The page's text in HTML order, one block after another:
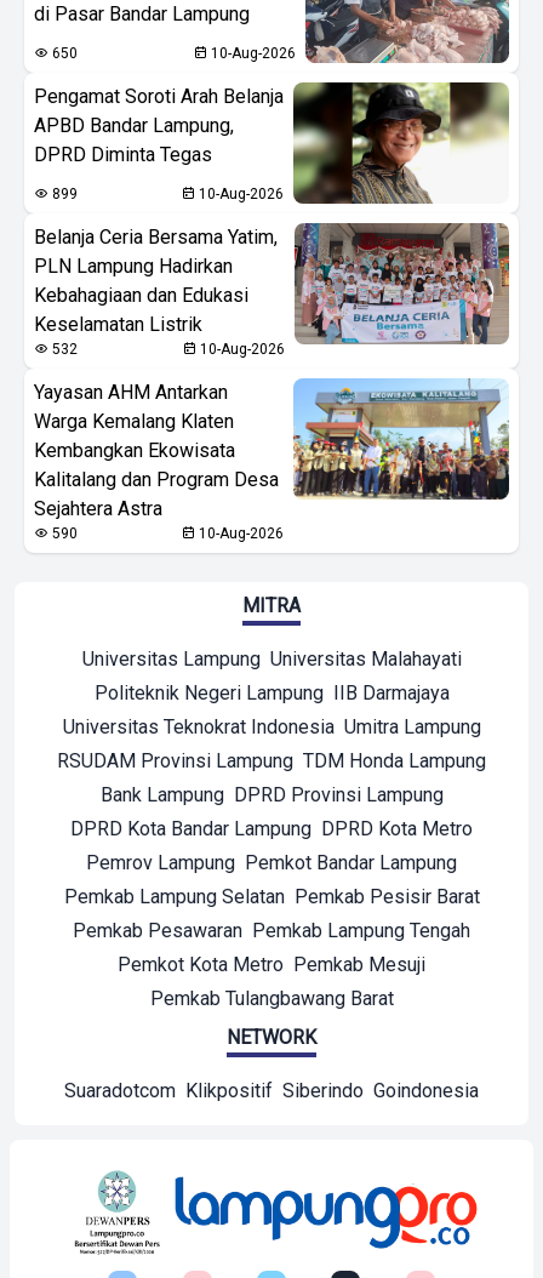
di Pasar Bandar Lampung
650 10-Aug-2026
Pengamat Soroti Arah Belanja
APBD Bandar Lampung,
DPRD Diminta Tegas
899 10-Aug-2026
Belanja Ceria Bersama Yatim,
PLN Lampung Hadirkan
Kebahagiaan dan Edukasi
Keselamatan Listrik
532 10-Aug-2026
Yayasan AHM Antarkan
Warga Kemalang Klaten
Kembangkan Ekowisata
Kalitalang dan Program Desa
Sejahtera Astra
590 10-Aug-2026
MITRA
Universitas Lampung Universitas Malahayati
Politeknik Negeri Lampung IIB Darmajaya
Universitas Teknokrat Indonesia Umitra Lampung
RSUDAM Provinsi Lampung TDM Honda Lampung
Bank Lampung DPRD Provinsi Lampung
DPRD Kota Bandar Lampung DPRD Kota Metro
Pemrov Lampung Pemkot Bandar Lampung
Pemkab Lampung Selatan Pemkab Pesisir Barat
Pemkab Pesawaran Pemkab Lampung Tengah
Pemkot Kota Metro Pemkab Mesuji
Pemkab Tulangbawang Barat
NETWORK
Suaradotcom Klikpositif Siberindo Goindonesia